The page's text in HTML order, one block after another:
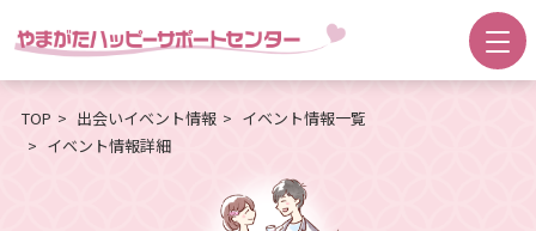
TOP 出会いイベント情報
イベント情報一覧
イベント情報詳細